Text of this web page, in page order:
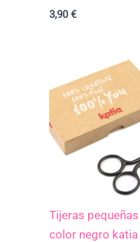
3,90€
Tijeras pequeñas
color negro katia